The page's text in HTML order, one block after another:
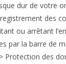
dur de votre
des
ou arrêtant
par la barre de
Protection des